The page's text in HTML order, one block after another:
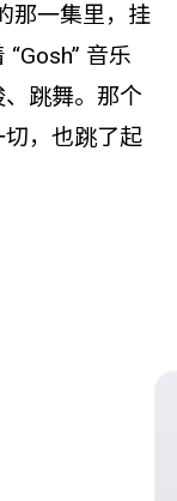
那一集里，挂
音乐
跳舞。那个
，也跳了起